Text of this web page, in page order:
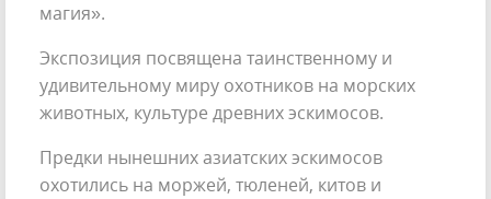
магия».
Экспозиция посвящена таинственному и
удивительному миру охотников на морских
животных, культуре древних эскимосов.
Предки нынешних азиатских эскимосов
охотились на моржей, тюленей, китов и